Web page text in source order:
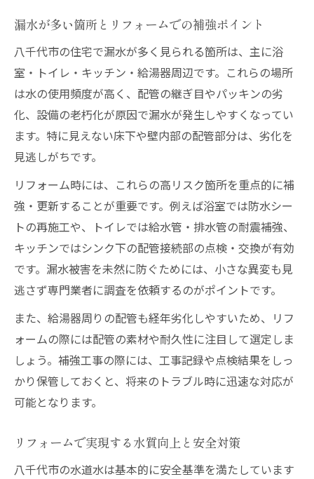
漏水が多い箇所とリフォームでの補強ポイント
八千代市の住宅で漏水が多く見られる箇所は、主に浴
室・トイレ・キッチン・給湯器周辺です。これらの場所
は水の使用頻度が高く、配管の継ぎ目やパッキンの劣
化、設備の老朽化が原因で漏水が発生しやすくなってい
ます。特に見えない床下や壁内部の配管部分は、劣化を
見逃しがちです。
リフォーム時には、これらの高リスク箇所を重点的に補
強・更新することが重要です。例えば浴室では防水シー
トの再施工や、トイレでは給水管・排水管の耐震補強、
キッチンではシンク下の配管接続部の点検・交換が有効
です。漏水被害を未然に防ぐためには、小さな異変も見
逃さず専門業者に調査を依頼するのがポイントです。
また、給湯器周りの配管も経年劣化しやすいため、リフ
ォームの際には配管の素材や耐久性に注目して選定しま
しょう。補強工事の際には、工事記録や点検結果をしっ
かり保管しておくと、将来のトラブル時に迅速な対応が
可能となります。
リフォームで実現する水質向上と安全対策
八千代市の水道水は基本的に安全基準を満たしています